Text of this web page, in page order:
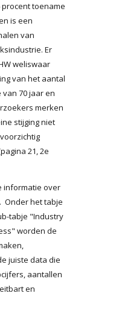
toename
is een
van
Er
weliswaar
van het aantal
70 jaar en
merken
stijging niet
21, 2e
informatie over
. Onder het tabje
tabje "Industry
worden de
juiste data die
aantallen
en